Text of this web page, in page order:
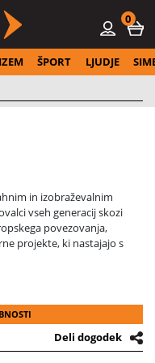
0
ŠPORT LJUDJE
in izobraževalnim
vseh generacij skozi
povezovanja,
projekte, ki nastajajo s
programi
notranjih zadev ter
in akvakulturo, obiskovalci
podnebnega pakta
dobili vpogled v
Deli dogodek